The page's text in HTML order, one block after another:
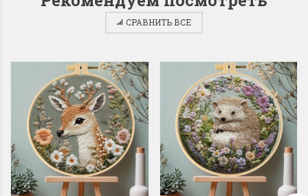
Dimensions 35231
Willow Swan
(Ива-лебедь)
Хороший набор
Отличный набор, канва,
нитки и схема, всё в
13648USA
Bear and
(Белый
с
СРАВНИТЬ ВСЕ